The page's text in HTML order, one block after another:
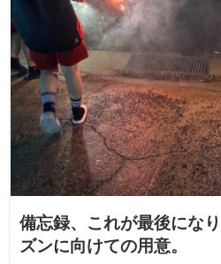
備忘録、これが最後にな
ズンに向けての用意。